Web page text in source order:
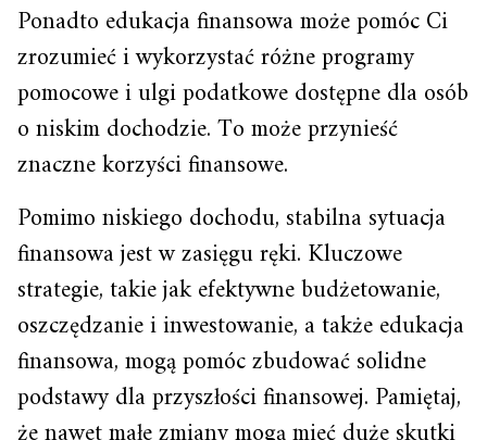
Ponadto edukacja finansowa może pomóc Ci
zrozumieć i wykorzystać różne programy
pomocowe i ulgi podatkowe dostępne dla osób
o niskim dochodzie. To może przynieść
znaczne korzyści finansowe.
Pomimo niskiego dochodu, stabilna sytuacja
finansowa jest w zasięgu ręki. Kluczowe
strategie, takie jak efektywne budżetowanie,
oszczędzanie i inwestowanie, a także edukacja
finansowa, mogą pomóc zbudować solidne
podstawy dla przyszłości finansowej. Pamiętaj,